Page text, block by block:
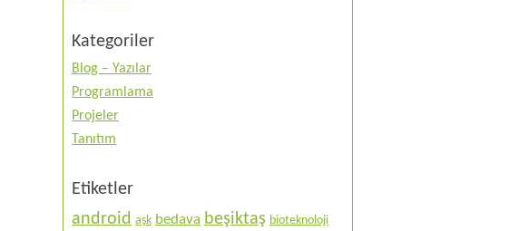
Kategoriler
Blog – Yazılar
Programlama
Projeler
Tanıtım
Etiketler
android aşk bedava beşiktaş bioteknoloji